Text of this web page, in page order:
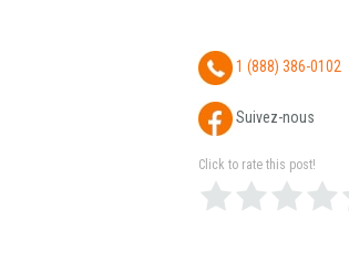
1 (888) 386-0102
Suivez-nous
Click to rate this post!